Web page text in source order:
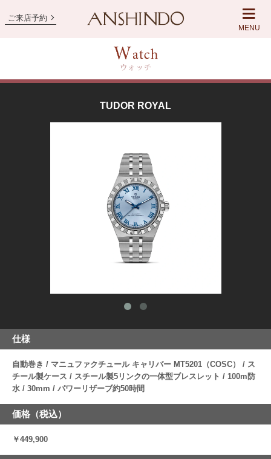
ご来店予約
MENU
TUDOR ROYAL
仕様
自動巻き / マニュファクチュール キャリバー MT5201（COSC） / ス
チール製ケース / スチール製5リンクの一体型ブレスレット / 100m防
水 / 30mm / パワーリザーブ約50時間
価格（税込）
￥449,900